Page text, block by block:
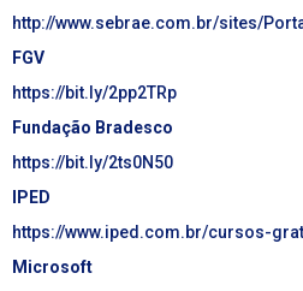
http://www.sebrae.com.br/sites/
FGV
https://bit.ly/2pp2TRp
Fundação Bradesco
https://bit.ly/2ts0N50
IPED
https://www.iped.com.br/cursos-
Microsoft